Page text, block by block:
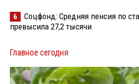
6
Соцфонд: Средняя пенсия по
превысила 27,2 тысячи
Главное сегодня